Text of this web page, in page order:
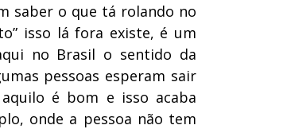
saber o que tá rolando no
isso lá fora existe, é um
no Brasil o sentido da
pessoas esperam sair
é bom e isso acaba
onde a pessoa não tem